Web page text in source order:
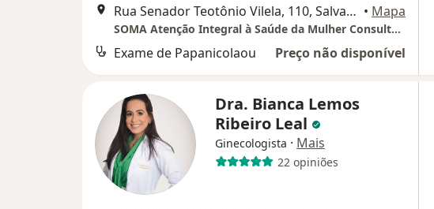
Rua Senador Teotônio Vilela, 110, Salvador • Mapa
SOMA Atenção Integral à Saúde da Mulher Consultório particular
Exame de Papanicolaou Preço não disponível
Dra. Bianca Lemos
Ribeiro Leal
Ginecologista · Mais
22 opiniões